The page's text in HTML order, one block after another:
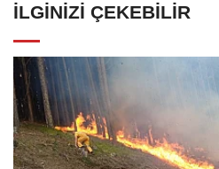
İLGINIZI ÇEKEBILIR